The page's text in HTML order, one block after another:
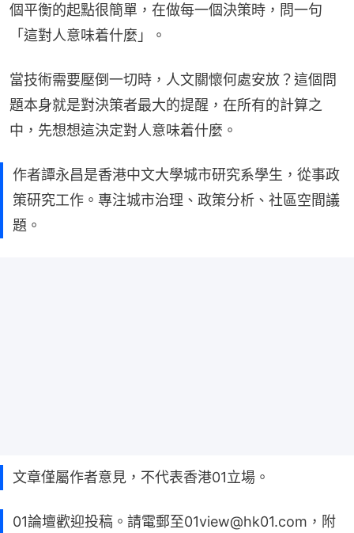
個平衡的起點很簡單，在做每一個決策時，問一句
「這對人意味着什麼」。
當技術需要壓倒一切時，人文關懷何處安放？這個問
題本身就是對決策者最大的提醒，在所有的計算之
中，先想想這決定對人意味着什麼。
作者譚永昌是香港中文大學城市研究系學生，從事政
策研究工作。專注城市治理、政策分析、社區空間議
題。
文章僅屬作者意見，不代表香港01立場。
01論壇歡迎投稿。請電郵至01view@hk01.com，附